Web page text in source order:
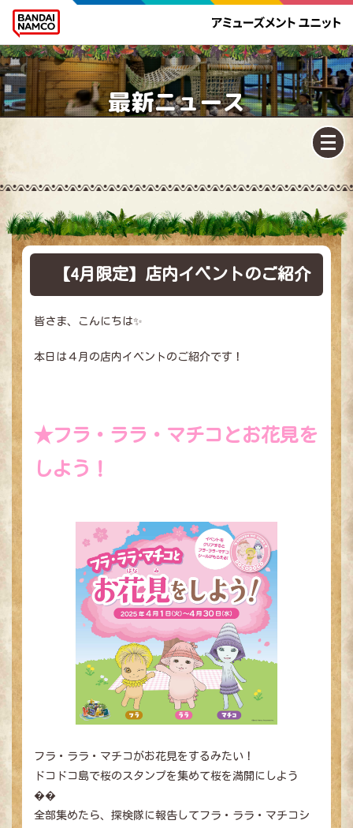
最新ニュース
【4月限定】店内イベントのご紹介
皆さま、こんにちは✨
本日は４月の店内イベントのご紹介です！
★フラ・ララ・マチコとお花見を
しよう！
フラ・ララ・マチコがお花見をするみたい！
ドコドコ島で桜のスタンプを集めて桜を満開にしよう
��
全部集めたら、探検隊に報告してフラ・ララ・マチコシ